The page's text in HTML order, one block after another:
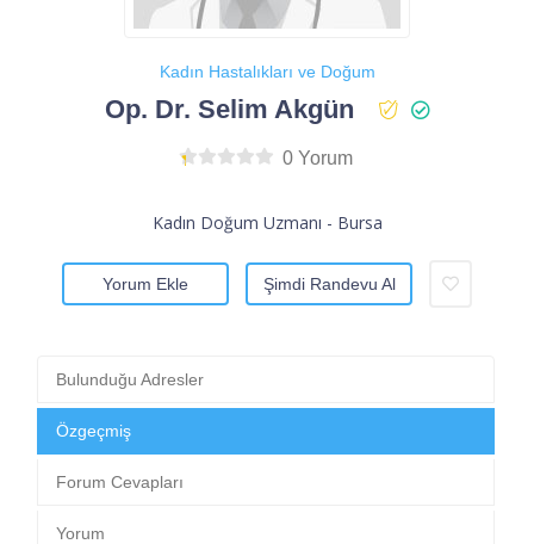
Kadın Hastalıkları ve Doğum
Op. Dr. Selim Akgün
0 Yorum
Kadın Doğum Uzmanı - Bursa
Yorum Ekle Şimdi Randevu Al
Bulunduğu Adresler
Özgeçmiş
Forum Cevapları
Yorum